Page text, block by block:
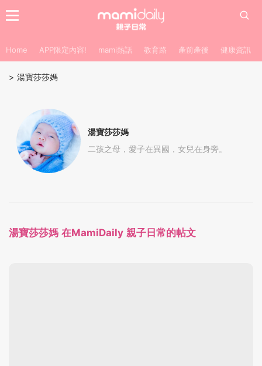
Home APP限定內容! mami熱話 教育路 產前產後 健康資訊
> 湯寶莎莎媽
湯寶莎莎媽
二孩之母，愛子在異國，女兒在身旁。
湯寶莎莎媽 在MamiDaily 親子日常的帖文